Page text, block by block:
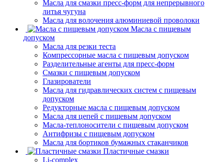
Масла для смазки пресс-форм для непрерывного
литья чугуна
Масла для волочения алюминиевой проволоки
Масла с пищевым
допуском
Масла для резки теста
Компрессорные масла с пищевым допуском
Разделительные агенты для пресс-форм
Смазки с пищевым допуском
Глазирователи
Масла для гидравлических систем с пищевым
допуском
Редукторные масла с пищевым допуском
Масла для цепей с пищевым допуском
Масла-теплоносители с пищевым допуском
Антифризы с пищевым допуском
Масла для бортиков бумажных стаканчиков
Пластичные смазки
Li-complex